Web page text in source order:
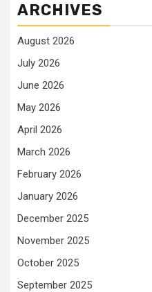
ARCHIVES
August 2026
July 2026
June 2026
May 2026
April 2026
March 2026
February 2026
January 2026
December 2025
November 2025
October 2025
September 2025